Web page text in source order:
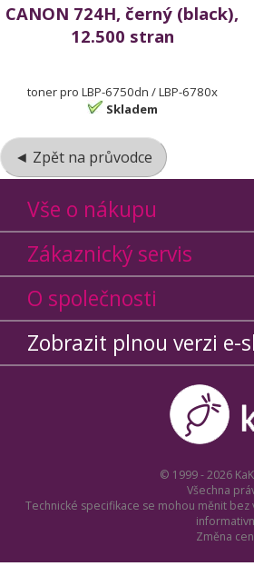
CANON 724H, černý (black),
12.500 stran
toner pro LBP-6750dn / LBP-6780x
Skladem
◄ Zpět na průvodce
Vše o nákupu
Zákaznický servis
O společnosti
Zobrazit plnou verzi e-
© 1999 - 2026
Všechna
Technické specifikace se mohou měnit
Změna